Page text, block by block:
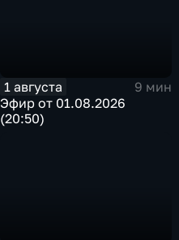
1 августа
9 мин
Эфир от 01.08.2026
(20:50)